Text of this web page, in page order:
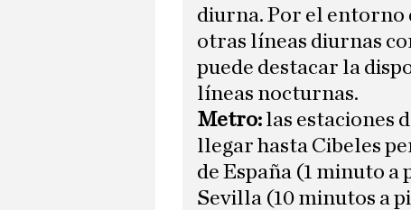
diurna. Por el entorno
otras líneas diurnas
puede destacar la
líneas nocturnas.
Metro: las estaciones
llegar hasta Cibeles
de España (1 minuto a
Sevilla (10 minutos a